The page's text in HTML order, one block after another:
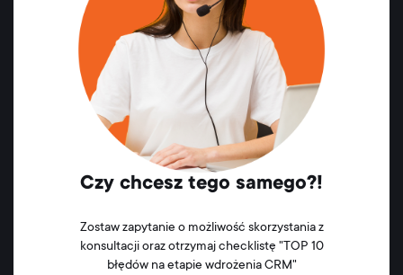
Czy chcesz tego samego?!
Zostaw zapytanie o możliwość skorzystania z
konsultacji oraz otrzymaj checklistę "TOP 10
błędów na etapie wdrożenia CRM"